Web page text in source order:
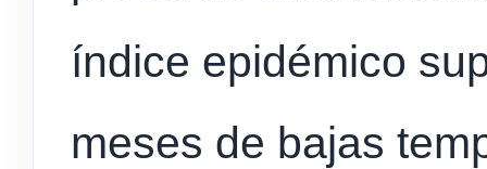
índice epidémico
meses de bajas